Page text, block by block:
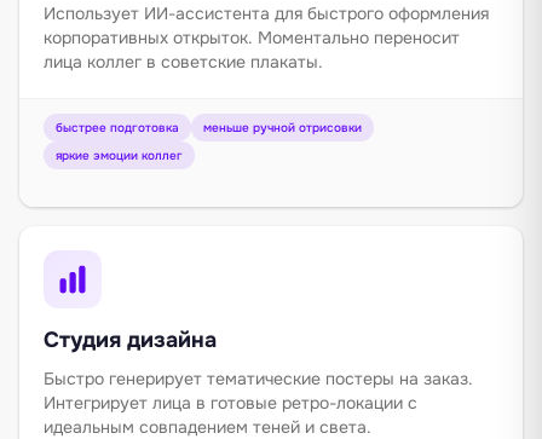
Использует ИИ-ассистента для быстрого оформления
корпоративных открыток. Моментально переносит
лица коллег в советские плакаты.
быстрее подготовка
меньше ручной отрисовки
яркие эмоции коллег
Студия дизайна
Быстро генерирует тематические постеры на заказ.
Интегрирует лица в готовые ретро-локации с
идеальным совпадением теней и света.